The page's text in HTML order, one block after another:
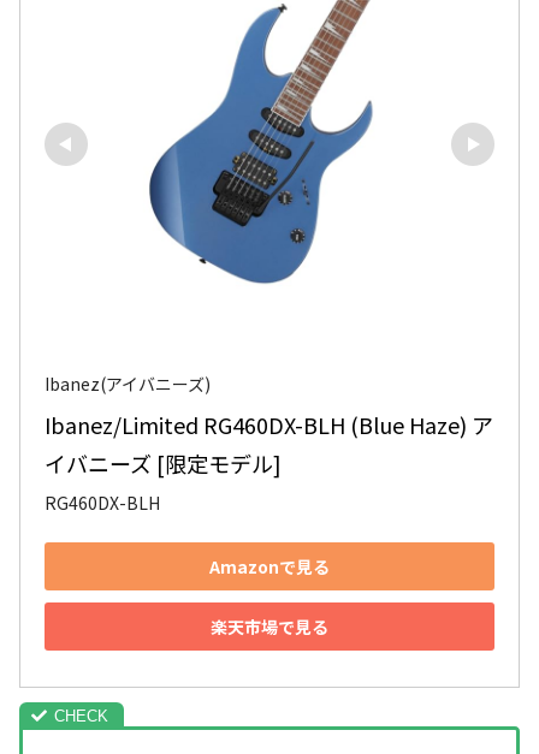
Ibanez(アイバニーズ)
Ibanez/Limited RG460DX-BLH (Blue Haze) ア
イバニーズ [限定モデル]
RG460DX-BLH
Amazonで見る
楽天市場で見る